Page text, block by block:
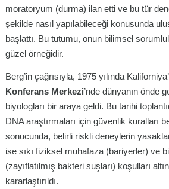
moratoryum (durma) ilan etti ve bu tür
şekilde nasıl yapılabileceği konusunda
başlattı. Bu tutumu, onun bilimsel
güzel örneğidir.
Berg’in çağrısıyla, 1975 yılında
Konferans Merkezi’nde dünyanın önde
biyologları bir araya geldi. Bu tarihi
DNA araştırmaları için güvenlik kuralları
sonucunda, belirli riskli deneylerin
ise sıkı fiziksel muhafaza (bariyerler) ve
(zayıflatılmış bakteri suşları) koşulları
kararlaştırıldı.